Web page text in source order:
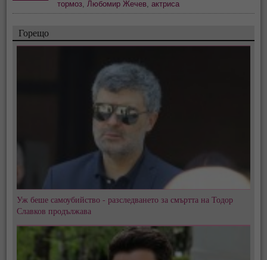
тормоз Любомир Жечев ,актриса
Горещо
Уж беше самоубийство - разследването за смъртта на Тодор
Славков продължава